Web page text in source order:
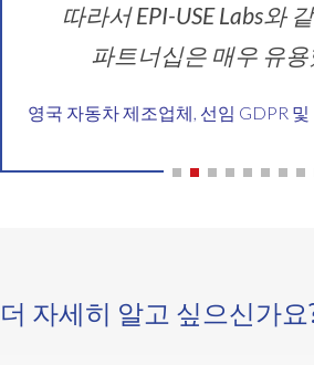
따라서 EPI-USE Labs와
파트너십은 매우 유
영국 자동차 제조업체, 선임 GDPR
더 자세히 알고 싶으신가요